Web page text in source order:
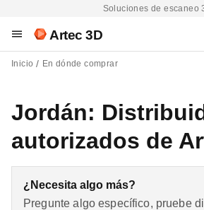
Soluciones de escaneo
Artec 3D
Inicio En dónde comprar
Jordán:
autorizados de
¿Necesita algo más?
Pregunte algo específico, pruebe